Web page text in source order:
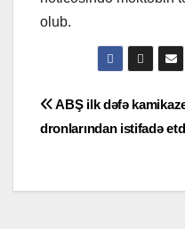
olub.
Yazı
ABŞ ilk dəfə
dronlarından istifadə